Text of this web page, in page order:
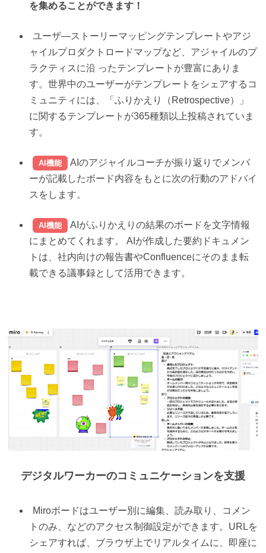
を集めることができます！
ユーザ―ストーリーマッピングテンプレートやアジ
ャイルプロダクトロードマップなど、アジャイルのプ
ラクティスに沿 ったテンプレートが豊富にありま
す。世界中のユーザーがテンプレートをシェアするコ
ミュニティには、「ふりかえり（Retrospective）」
に関するテンプレートが365種類以上投稿されていま
す。
AI機能 AIのアジャイルコーチが振り返りでメンバ
ーが記載したボード内容をもとに次の行動のアドバイ
スをします。
AI機能
AIがふりかえりの結果のボードを文字情報
にまとめてくれます。
AIが作成した要約ドキュメン
トは、社内向けの報告書やConfluenceにそのまま転
載できる議事録として活用できます。
デジタルワーカーのコミュニケーションを支援
Miroボードはユーザー別に編集、読み取り、コメン
トのみ、などのアクセス制御設定ができます。URLを
シェアすれば、ブラウザ上でリアルタイムに、即座に